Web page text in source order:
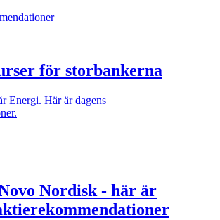
för storbankerna
Energi. Här är dagens
Nordisk - här är